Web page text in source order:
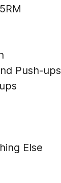
Push-ups
Else